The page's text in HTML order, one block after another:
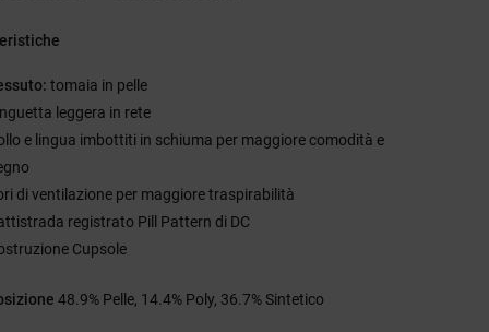
tomaia in pelle
leggera in rete
e lingua imbottiti in schiuma per maggiore comodità e
di ventilazione per maggiore traspirabilità
registrato Pill Pattern di DC
Cupsole
48.9% Pelle, 14.4% Poly, 36.7% Sintetico